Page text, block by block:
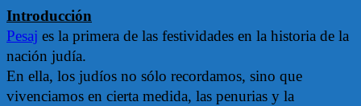
Introducción
Pesaj es la primera de las festividades en la historia de la
nación judía.
En ella, los judíos no sólo recordamos, sino que
vivenciamos en cierta medida, las penurias y la